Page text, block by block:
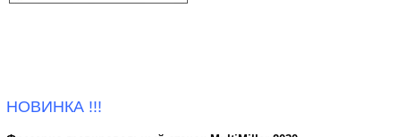
НОВИНКА !!!